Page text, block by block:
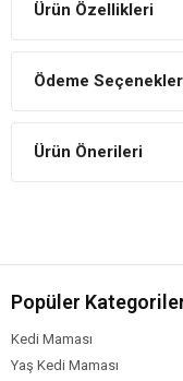
Ürün Özellikleri
Ödeme
Ürün Önerileri
Popüler
Kedi Maması
Yaş Kedi Maması